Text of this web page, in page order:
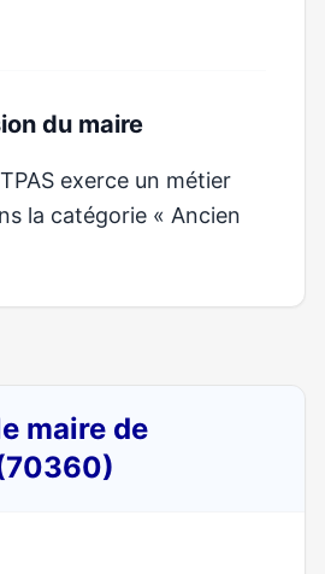
du maire
exerce un métier
la catégorie « Ancien
maire de